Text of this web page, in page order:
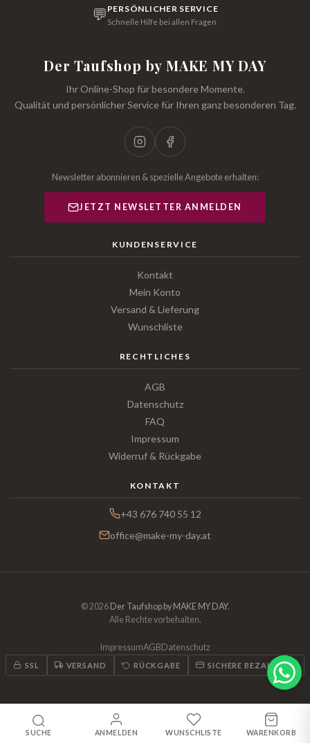
SUCHE ANMELDEN WUNSCHLISTE WARENKORB
💬 PERSÖNLICHER SERVICE
Schnelle Hilfe bei allen Fragen
Der Taufshop by MAKE MY DAY
Ihr Online-Shop für besondere Momente.
Qualität und persönlicher Service für Ihren ganz besonderen Tag.
Newsletter abonnieren & spezielle Angebote erhalten:
JETZT NEWSLETTER ANMELDEN
KUNDENSERVICE
Kontakt
Mein Konto
Versand & Lieferung
Wunschliste
RECHTLICHES
AGB
Datenschutz
FAQ
Impressum
Widerruf & Rückgabe
KONTAKT
+43 676 740 55 12
office@make-my-day.at
© 2026 Der Taufshop by MAKE MY DAY.
Alle Rechte vorbehalten.
ImpressumAGB Datenschutz
SSL VERSAND RÜCKGABE SICHERE BEZAHLUNG